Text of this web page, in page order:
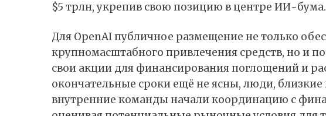
$5 трлн, укрепив свою позицию в центре ИИ-бума.
Для OpenAI публичное размещение не только
крупномасштабного привлечения средств, но и
свои акции для финансирования поглощений и
окончательные сроки ещё не ясны, люди,
внутренние команды начали координацию с